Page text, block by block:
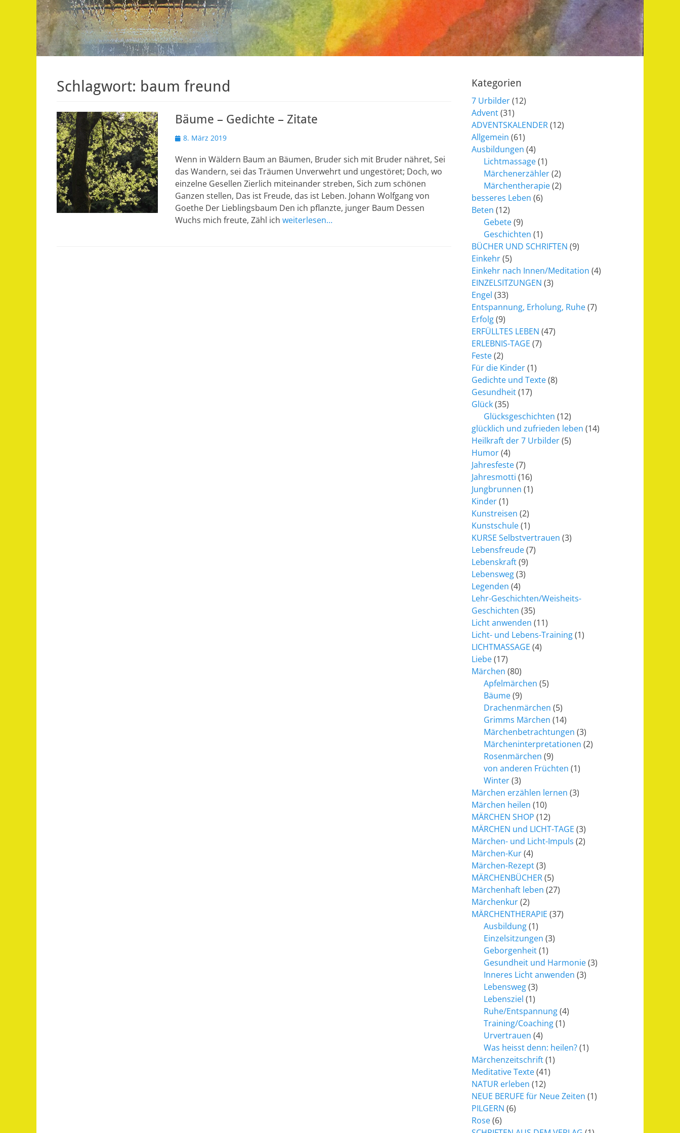
Schlagwort: baum freund
Bäume – Gedichte – Zitate
Veröffentlicht
8. März 2019
Wenn in Wäldern Baum an Bäumen, Bruder sich mit Bruder nähret, Sei
das Wandern, sei das Träumen Unverwehrt und ungestöret; Doch, wo
einzelne Gesellen Zierlich miteinander streben, Sich zum schönen
Ganzen stellen, Das ist Freude, das ist Leben. Johann Wolfgang von
Goethe Der Lieblingsbaum Den ich pflanzte, junger Baum Dessen
Wuchs mich freute, Zähl ich weiterlesen…
Kategorien
7 Urbilder(12)
Advent(31)
ADVENTSKALENDER(12)
Allgemein (61)
Ausbildungen (4)
Lichtmassage(1)
Märchenerzähler(2)
Märchentherapie(2)
besseres Leben (6)
Beten (12)
Gebete(9)
Geschichten (1)
BÜCHER UND SCHRIFTEN (9)
Einkehr(5)
Einkehr nach Innen/Meditation (4)
EINZELSITZUNGEN (3)
Engel (33)
Entspannung, Erholung, Ruhe(7)
Erfolg(9)
ERFÜLLTES LEBEN (47)
ERLEBNIS-TAGE (7)
Feste(2)
Für die Kinder(1)
Gedichte und Texte(8)
Gesundheit(17)
Glück(35)
Glücksgeschichten (12)
glücklich und zufrieden leben (14)
Heilkraft der 7 Urbilder(5)
Humor(4)
Jahresfeste(7)
Jahresmotti (16)
Jungbrunnen (1)
Kinder(1)
Kunstreisen (2)
Kunstschule(1)
KURSE Selbstvertrauen (3)
Lebensfreude(7)
Lebenskraft(9)
Lebensweg(3)
Legenden (4)
Lehr-Geschichten/Weisheits-
Geschichten (35)
Licht anwenden (11)
Licht- und Lebens-Training(1)
LICHTMASSAGE (4)
Liebe(17)
Märchen (80)
Apfelmärchen (5)
Bäume(9)
Drachenmärchen (5)
Grimms Märchen (14)
Märchenbetrachtungen (3)
Märcheninterpretationen (2)
Rosenmärchen (9)
von anderen Früchten (1)
Winter(3)
Märchen erzählen lernen (3)
Märchen heilen (10)
MÄRCHEN SHOP (12)
MÄRCHEN und LICHT-TAGE (3)
Märchen- und Licht-Impuls (2)
Märchen-Kur(4)
Märchen-Rezept(3)
MÄRCHENBÜCHER(5)
Märchenhaft leben (27)
Märchenkur(2)
MÄRCHENTHERAPIE (37)
Ausbildung(1)
Einzelsitzungen (3)
Geborgenheit(1)
Gesundheit und Harmonie(3)
Inneres Licht anwenden (3)
Lebensweg(3)
Lebensziel (1)
Ruhe/Entspannung(4)
Training/Coaching(1)
Urvertrauen (4)
Was heisst denn: heilen?(1)
Märchenzeitschrift(1)
Meditative Texte(41)
NATUR erleben (12)
NEUE BERUFE für Neue Zeiten (1)
PILGERN (6)
Rose(6)